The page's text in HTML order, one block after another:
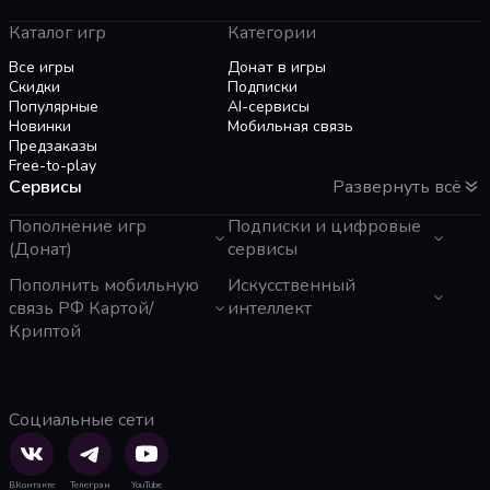
импортировать своих старых персонажей для
Underworld.
Каталог игр
Все игры
Скидки
Популярные
Новинки
Предзаказы
Free-to-play
Категории
Донат в игры
Подписки
AI-сервисы
Мобильная связь
Сервисы
Развернуть всё
Пополнение игр
(Донат)
GTA 6
Пополнение Steam
Roblox
Genshin Impact
Whiteout Survival
Mobile Legends
SUGO: Online Chat Party
Clash of Clans
Подписки и цифровые
сервисы
Telegram Звезды
Apple ID
Пополнить мобильную
связь РФ Картой/
Криптой
Beeline (Казахстан)
МТС
Тинькофф Мобайл
Билайн
Искусственный
интеллект
Социальные сети
ВКонтакте Телеграм YouTube